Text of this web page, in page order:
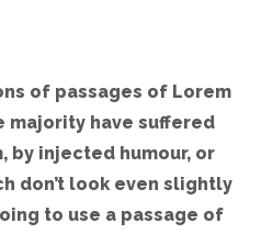
of passages of Lorem
majority have suffered
by injected humour, or
don’t look even slightly
to use a passage of